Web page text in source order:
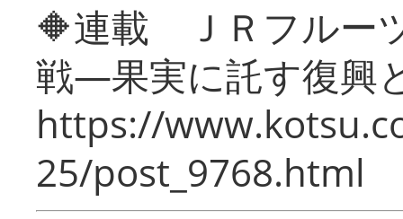
🔶連載 ＪＲフルー
戦―果実に託す復興
https://
25/post_9768.html